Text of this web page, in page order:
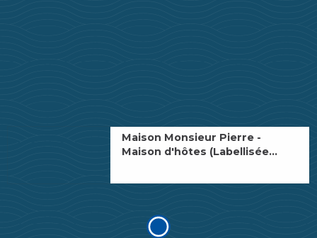
Maison Monsieur Pierre -
Maison d'hôtes (Labellisée